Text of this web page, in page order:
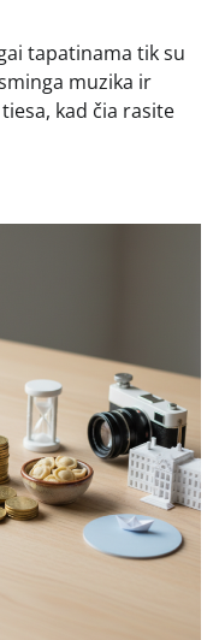
tapatinama tik su
muzika ir
kad čia rasite